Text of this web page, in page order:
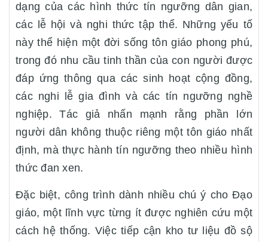
dạng của các hình thức tín ngưỡng dân gian,
các lễ hội và nghi thức tập thể. Những yếu tố
này thể hiện một đời sống tôn giáo phong phú,
trong đó nhu cầu tinh thần của con người được
đáp ứng thông qua các sinh hoạt cộng đồng,
các nghi lễ gia đình và các tín ngưỡng nghề
nghiệp. Tác giả nhấn mạnh rằng phần lớn
người dân không thuộc riêng một tôn giáo nhất
định, mà thực hành tín ngưỡng theo nhiều hình
thức đan xen.
Đặc biệt, công trình dành nhiều chú ý cho Đạo
giáo, một lĩnh vực từng ít được nghiên cứu một
cách hệ thống. Việc tiếp cận kho tư liệu đồ sộ